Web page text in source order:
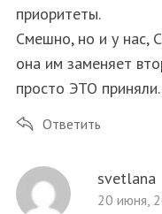
приоритеты.
Смешно, но и у нас,
она им заменяет
просто ЭТО
Ответить
svetlana
20 июня,